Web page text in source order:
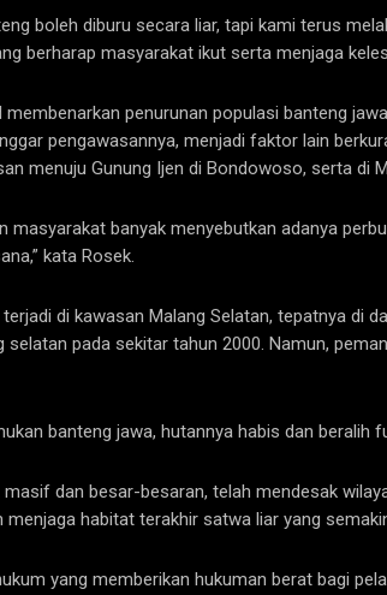
boleh diburu secara liar, tapi kami terus
berharap masyarakat ikut serta menjaga
membenarkan penurunan populasi banteng
pengawasannya, menjadi faktor lain
menuju Gunung Ijen di Bondowoso, serta di
masyarakat banyak menyebutkan adanya
kata Rosek.
di kawasan Malang Selatan, tepatnya di
pada sekitar tahun 2000. Namun,
banteng jawa, hutannya habis dan beralih
dan besar-besaran, telah mendesak
habitat terakhir satwa liar yang
yang memberikan hukuman berat bagi